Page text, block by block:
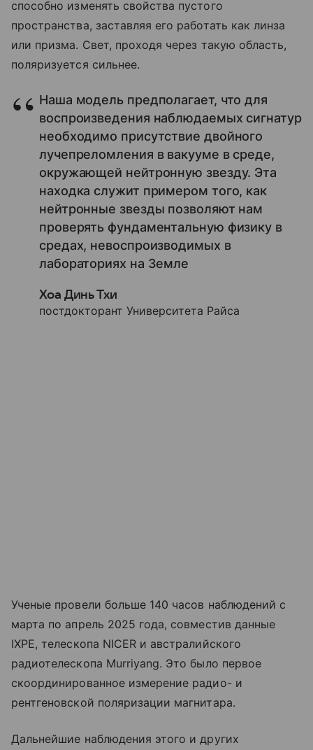
способно изменять свойства пустого
пространства, заставляя его работать как линза
или призма. Свет, проходя через такую область,
поляризуется сильнее.
Наша модель предполагает, что для
воспроизведения наблюдаемых сигнатур
необходимо присутствие двойного
лучепреломления в вакууме в среде,
окружающей нейтронную звезду. Эта
находка служит примером того, как
нейтронные звезды позволяют нам
проверять фундаментальную физику в
средах, невоспроизводимых в
лабораториях на Земле
Хоа Динь Тхи
постдокторант Университета Райса
Ученые провели больше 140 часов наблюдений с
марта по апрель 2025 года, совместив данные
IXPE, телескопа NICER и австралийского
радиотелескопа Murriyang. Это было первое
скоординированное измерение радио- и
рентгеновской поляризации магнитара.
Дальнейшие наблюдения этого и других